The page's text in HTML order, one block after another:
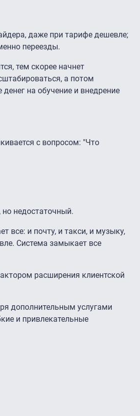
даже при тарифе дешевле;
переезды.
тем скорее начнет
а потом
на обучение и внедрение
с вопросом: "Что
недостаточный.
все: и почту, и такси, и музыку,
Система замыкает все
расширения клиентской
дополнительным услугами
и привлекательные